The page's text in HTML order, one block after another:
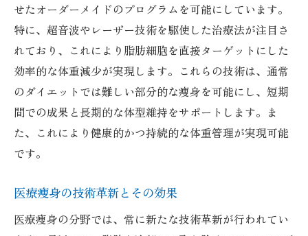
せたオーダーメイドのプログラムを可能にしています。
特に、超音波やレーザー技術を駆使した治療法が注目さ
れており、これにより脂肪細胞を直接ターゲットにした
効率的な体重減少が実現します。これらの技術は、通常
のダイエットでは難しい部分的な痩身を可能にし、短期
間での成果と長期的な体型維持をサポートします。ま
た、これにより健康的かつ持続的な体重管理が実現可能
です。
医療痩身の技術革新とその効果
医療痩身の分野では、常に新たな技術革新が行われてい